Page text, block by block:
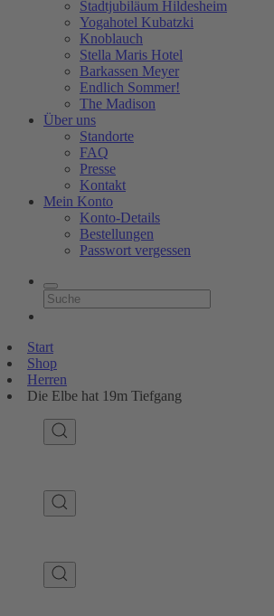
Stadtjubiläum Hildesheim
Yogahotel Kubatzki
Knoblauch
Stella Maris Hotel
Barkassen Meyer
Endlich Sommer!
The Madison
Über uns
Standorte
FAQ
Presse
Kontakt
Mein Konto
Konto-Details
Bestellungen
Passwort vergessen
Start
Shop
Herren
Die Elbe hat 19m Tiefgang